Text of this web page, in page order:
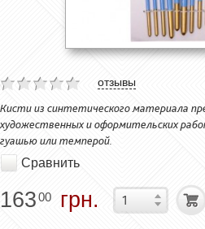
отзывы
Кисти из синтетического материала
художественных и оформительских
гуашью или темперой.
Сравнить
16300 грн.